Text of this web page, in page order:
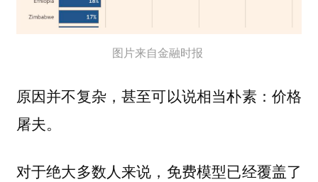
图片来自金融时报
原因并不复杂，甚至可以说相当朴素：价格
屠夫。
对于绝大多数人来说，免费模型已经覆盖了